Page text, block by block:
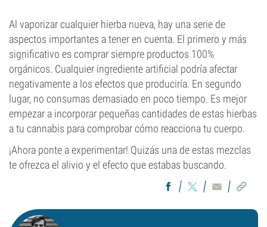
Al vaporizar cualquier hierba nueva, hay una serie de
aspectos importantes a tener en cuenta. El primero y más
significativo es comprar siempre productos 100%
orgánicos. Cualquier ingrediente artificial podría afectar
negativamente a los efectos que produciría. En segundo
lugar, no consumas demasiado en poco tiempo. Es mejor
empezar a incorporar pequeñas cantidades de estas hierbas
a tu cannabis para comprobar cómo reacciona tu cuerpo.
¡Ahora ponte a experimentar! Quizás una de estas mezclas
te ofrezca el alivio y el efecto que estabas buscando.